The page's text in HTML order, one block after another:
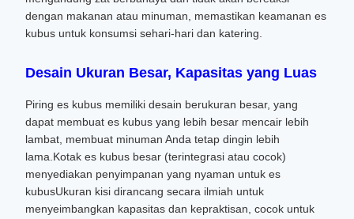
dengan makanan atau minuman, memastikan keamanan es
kubus untuk konsumsi sehari-hari dan katering.
Desain Ukuran Besar, Kapasitas yang Luas
Piring es kubus memiliki desain berukuran besar, yang
dapat membuat es kubus yang lebih besar mencair lebih
lambat, membuat minuman Anda tetap dingin lebih
lama.Kotak es kubus besar (terintegrasi atau cocok)
menyediakan penyimpanan yang nyaman untuk es
kubusUkuran kisi dirancang secara ilmiah untuk
menyeimbangkan kapasitas dan kepraktisan, cocok untuk